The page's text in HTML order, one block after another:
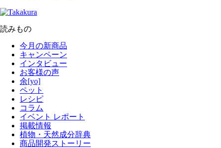
読みもの
今月の新商品
キャンペーン
インタビュー
お客様の声
余[yo]
ペット
レシピ
コラム
イベント レポート
掲載情報
植物・天然成分辞典
商品開発ストーリー